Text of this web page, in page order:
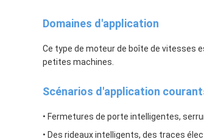
Domaines d'application
Ce type de moteur de boîte de vitesses
petites machines.
Scénarios d'application
• Fermetures de porte intelligentes,
• Des rideaux intelligents, des traces